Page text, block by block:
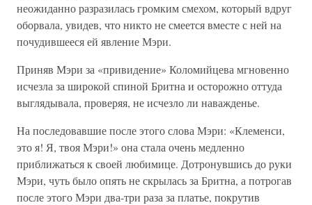
неожиданно разразилась громким смехом, который вдруг
оборвала, увидев, что никто не смеется вместе с ней на
почудившееся ей явление Мэри.
Приняв Мэри за «привидение» Коломийцева мгновенно
исчезла за широкой спиной Бритна и осторожно оттуда
выглядывала, проверяя, не исчезло ли наважденье.
На последовавшие после этого слова Мэри: «Клеменси,
это я! Я, твоя Мэри!» она стала очень медленно
приближаться к своей любимице. Дотронувшись до руки
Мэри, чуть было опять не скрылась за Бритна, а потрогав
после этого Мэри два-три раза за платье, покрутив